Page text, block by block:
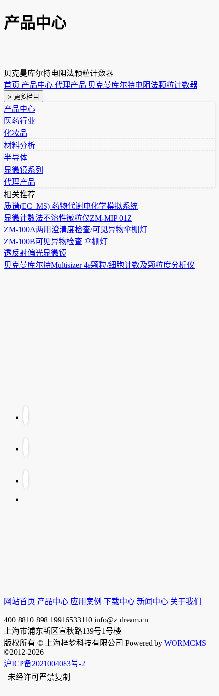
产品中心
贝克曼库尔特电阻法颗粒计数器
首页 产品中心 代理产品 贝克曼库尔特电阻法颗粒计数器
> 更多栏目
产品中心
医药行业
化妆品
材料分析
半导体
显微镜系列
代理产品
相关推荐
质谱(EC–MS) 药物代谢电化学模拟系统
显微计数法不溶性微粒仪ZM-MIP 01Z
ZM-100A两用澄清度检查/可见异物伞棚灯
ZM-100B可见异物检查 伞棚灯
透反射偏光显微镜
贝克曼库尔特Multisizer 4e颗粒/细胞计数及颗粒度分析仪
网站首页 产品中心 应用案例 下载中心 新闻中心 关于我们
400-8810-898 19916533110 info@z-dream.cn
上海市浦东新区宣秋路139号1号楼
版权所有 © 上海梓梦科技有限公司 Powered by WORMCMS
©2012-2026
沪ICP备2021004083号-2 |
未经许可严禁复制